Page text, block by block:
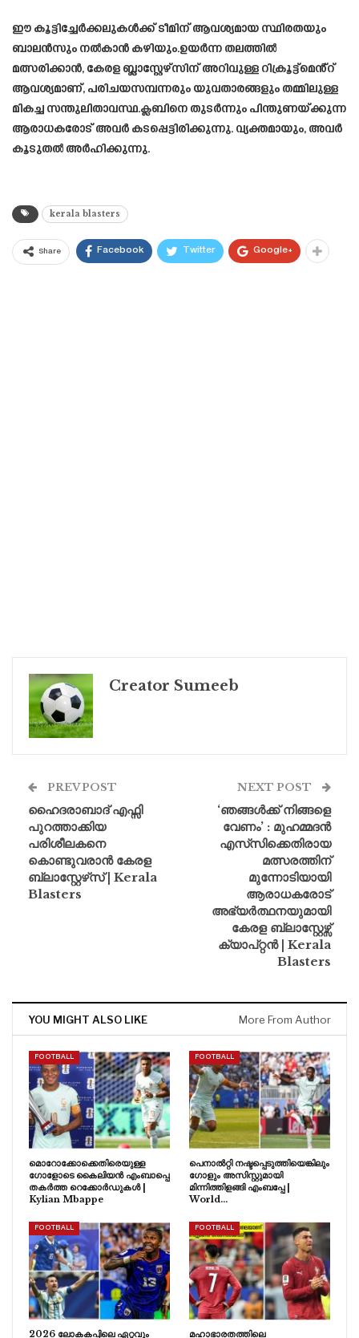
ഈ കൂട്ടിച്ചേർക്കലുകൾക്ക് ടീമിന് ആവശ്യമായ സ്ഥിരതയും
ബാലൻസും നൽകാൻ കഴിയും.ഉയർന്ന തലത്തിൽ
മത്സരിക്കാൻ, കേരള ബ്ലാസ്റ്റേഴ്സിന് അറിവുള്ള റിക്രൂട്ട്മെൻ്റ്
ആവശ്യമാണ്, പരിചയസമ്പന്നരും യുവതാരങ്ങളും തമ്മിലുള്ള
മികച്ച സന്തുലിതാവസ്ഥ.ക്ലബിനെ തുടർന്നും പിന്തുണയ്ക്കുന്ന
ആരാധകരോട് അവർ കടപ്പെട്ടിരിക്കുന്നു. വ്യക്തമായും, അവർ
കൂടുതൽ അർഹിക്കുന്നു.
kerala blasters
Share Facebook Twitter Google+
Creator Sumeeb
PREV POST
ഹൈദരാബാദ് എഫ്സി
പുറത്താക്കിയ
പരിശീലകനെ
കൊണ്ടുവരാൻ കേരള
ബ്ലാസ്റ്റേഴ്‌സ് | Kerala
Blasters
NEXT POST
‘ഞങ്ങൾക്ക് നിങ്ങളെ
വേണം’ : മുഹമ്മദൻ
എസ്‌സിക്കെതിരായ
മത്സരത്തിന്
മുന്നോടിയായി
ആരാധകരോട്
അഭ്യർത്ഥനയുമായി
കേരള ബ്ലാസ്റ്റേഴ്സ്
ക്യാപ്റ്റൻ | Kerala
Blasters
YOU MIGHT ALSO LIKE More From Author
FOOTBALL
മൊറോക്കോക്കെതിരെയുള്ള
ഗോളോടെ കൈലിയൻ എംബാപ്പെ
തകർത്ത റെക്കോർഡുകൾ |
Kylian Mbappe
FOOTBALL
പെനാൽറ്റി നഷ്ടപ്പെടുത്തിയെങ്കിലും
ഗോളും അസിസ്റ്റുമായി
മിന്നിത്തിളങ്ങി എംബപ്പേ |
World…
FOOTBALL
2026 ലോകകപ്പിലെ ഏറ്റവും
FOOTBALL
മഹാഭാരതത്തിലെ